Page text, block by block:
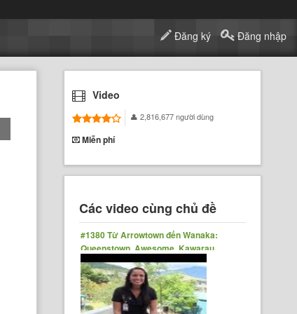
Đăng ký Đăng nhập
Video
2,816,677 người dùng
Miễn phí
Các video cùng chủ đề
#1380 Từ Arrowtown đến Wanaka:
Queenstown, Awesome, Kawarau
Bridge Bungy Jumping